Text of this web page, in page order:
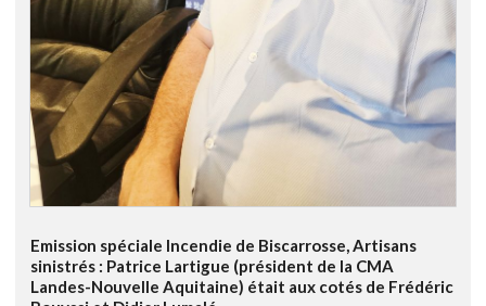
Emission spéciale Incendie de Biscarrosse, Artisans
sinistrés : Patrice Lartigue (président de la CMA
Landes-Nouvelle Aquitaine) était aux cotés de Frédéric